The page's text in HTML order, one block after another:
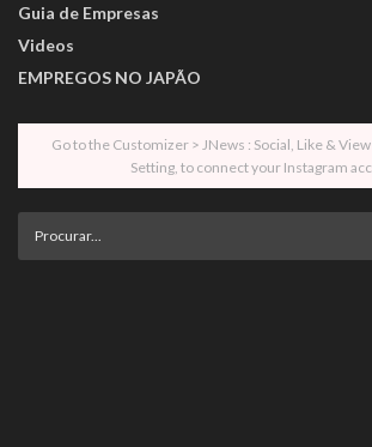
Guia de Empresas
Videos
EMPREGOS NO JAPÃO
Go to the Customizer > JNews : Social, Like &
Setting, to connect your Instagram